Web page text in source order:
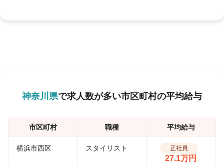
神奈川県で求人数が多い市区町村の平均給与
市区町村 職種 平均給与
横浜市西区 スタイリスト 正社員
27.1万円